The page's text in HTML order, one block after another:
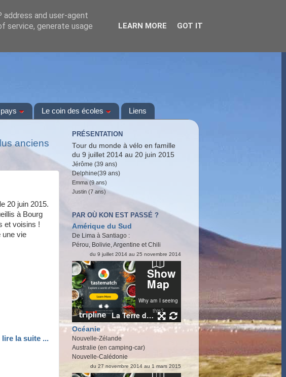
Le coin des écoles Liens
anciens
20 juin 2015.
à Bourg
et voisins !
une vie
lire la suite ...
PRÉSENTATION
Tour du monde à vélo en famille
du 9 juillet 2014 au 20 juin 2015
Jérôme (39 ans)
Delphine(39 ans)
Emma (9 ans)
Justin (7 ans)
PAR OÙ KON EST PASSÉ ?
Amérique du Sud
De Lima à Santiago :
Pérou, Bolivie, Argentine et Chili
du 9 juillet 2014 au 25 novembre 2014
Océanie
Nouvelle-Zélande
Australie (en camping-car)
Nouvelle-Calédonie
du 27 novembre 2014 au 1 mars 2015
and user-agent
service, generate usage
LEARN MORE GOT IT